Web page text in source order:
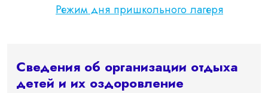
Сведения об организации отдыха
детей и их оздоровление
Режим дня пришкольного лагеря